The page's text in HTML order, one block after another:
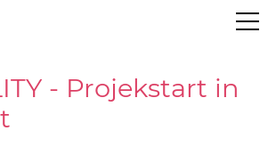
- Projekstart in